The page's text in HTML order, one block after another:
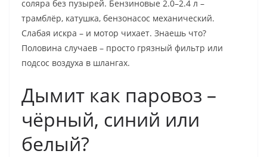
соляра без пузырей. Бензиновые 2.0–2.4 л –
трамблёр, катушка, бензонасос механический.
Слабая искра – и мотор чихает. Знаешь что?
Половина случаев – просто грязный фильтр или
подсос воздуха в шлангах.
Дымит как паровоз –
чёрный, синий или
белый?